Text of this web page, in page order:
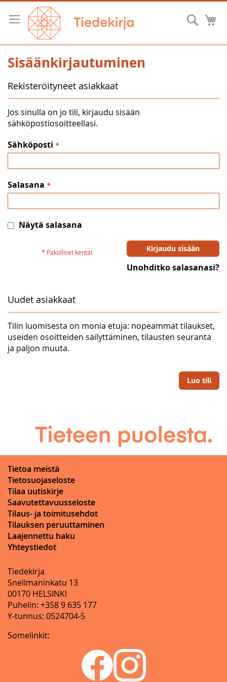
Skip
Content
Hae
Sisäänkirjautuminen
Rekisteröityneet asiakkaat
Jos sinulla on jo tili, kirjaudu sisään
sähköpostiosoitteellasi.
Sähköposti
Salasana
Näytä salasana
Kirjaudu sisään
Unohditko salasanasi?
Uudet asiakkaat
Tilin luomisesta on monia etuja: nopeammat tilaukset,
useiden osoitteiden säilyttäminen, tilausten seuranta
ja paljon muuta.
Luo tili
Tietoa meistä
Tietosuojaseloste
Tilaa uutiskirje
Saavutettavuusseloste
Tilaus- ja toimitusehdot
Tilauksen peruuttaminen
Laajennettu haku
Yhteystiedot
Tiedekirja
Snellmaninkatu 13
00170 HELSINKI
Puhelin: +358 9 635 177
Y-tunnus: 0524704-5
Somelinkit: